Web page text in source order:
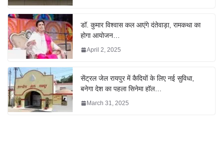
डॉ. कुमार विश्वास कल आएंगे दंतेवाड़ा, रामकथा का
होगा आयोजन…
April 2, 2025
सेंट्रल जेल रायपुर में कैदियों के लिए नई सुविधा,
बनेगा देश का पहला सिनेमा हॉल…
March 31, 2025